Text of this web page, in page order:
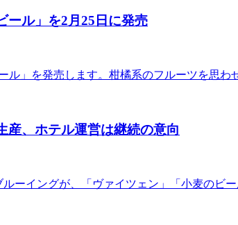
ール」を2月25日に発売
」を発売します。柑橘系のフルーツを思わ
産、ホテル運営は継続の意向
ーイングが、「ヴァイツェン」「小麦のビ